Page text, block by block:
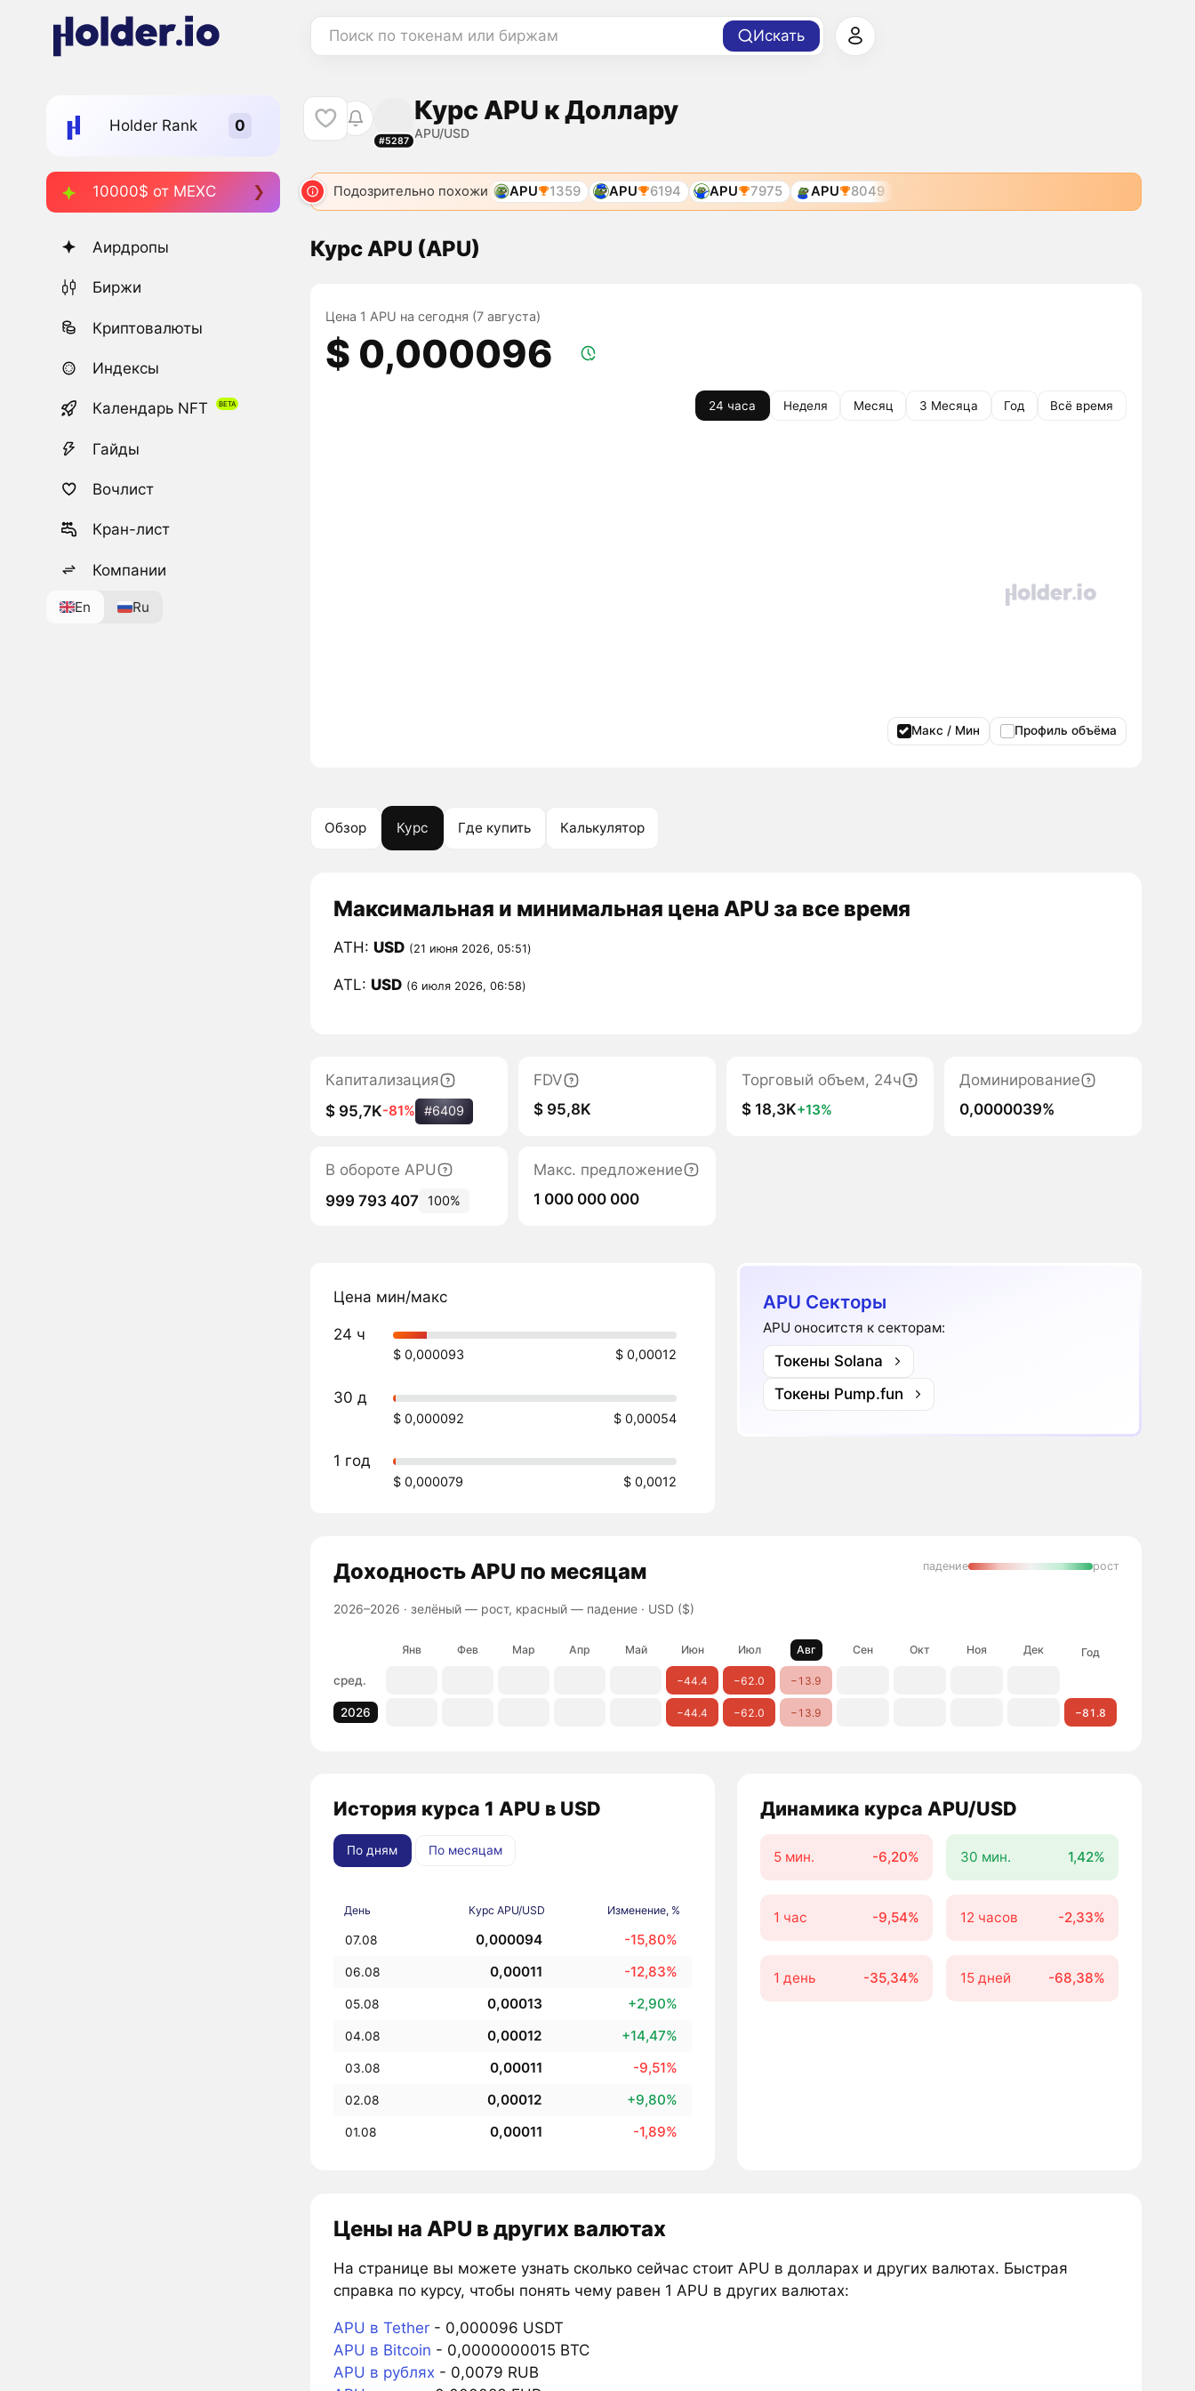
Поиск по токенам или биржам Искать
Holder Rank
10000$ от MEXC
Аирдропы
Биржи
Криптовалюты
Индексы
Календарь NFT
Гайды
Вочлист
Кран-лист
Компании
En Ru
#5287
Курс APU к Доллару
APU/USD
Подозрительно похожи APU 1359 APU 6194 APU 7975 APU 8049
Курс APU (APU)
Цена 1 APU на сегодня (7 августа)
$ 0,000096
24 часа Неделя Месяц 3 Месяца Год Всё время
Макс / Мин Профиль объёма
Обзор Курс Где купить Калькулятор
Максимальная и минимальная цена APU за все время
ATH: USD (21 июня 2026, 05:51)
ATL: USD (6 июля 2026, 06:58)
Капитализация
$ 95,7K-81% #6409
FDV
$ 95,8K
Торговый объем, 24ч
$ 18,3K+13%
Доминирование
0,0000039%
В обороте APU
999 793 407
100%
Макс. предложение
1 000 000 000
Цена мин/макс
24 ч
$ 0,000093 $ 0,00012
30 д
$ 0,000092 $ 0,00054
1 год
$ 0,000079 $ 0,0012
APU Секторы
APU оноситстя к секторам:
Токены Solana
Токены Pump.fun
ДоходностьAPU по месяцам
2026–2026 · зелёный — рост, красный — падение· USD ($)
падение рост
Янв Фев Мар Апр Май Июн Июл Авг Сен Окт Ноя Дек Год
сред. −44.4 −62.0 −13.9
2026 −44.4 −62.0 −13.9 −81.8
История курса 1 APU в USD
По дням По месяцам
День Курс APU/USD Изменение, %
07.08 0,000094 -15,80%
06.08 0,00011 -12,83%
05.08 0,00013 +2,90%
04.08 0,00012 +14,47%
03.08 0,00011 -9,51%
02.08 0,00012 +9,80%
01.08 0,00011 -1,89%
Динамика курса APU/USD
5 мин. -6,20% 30 мин. 1,42%
1 час -9,54% 12 часов -2,33%
1 день -35,34% 15 дней -68,38%
Цены на APU в других валютах
На странице вы можете узнать сколько сейчас стоит APU в долларах и других валютах. Быстрая
справка по курсу, чтобы понять чему равен 1 APU в других валютах:
APU в Tether- 0,000096 USDT
APU в Bitcoin - 0,0000000015 BTC
APU в рублях- 0,0079 RUB